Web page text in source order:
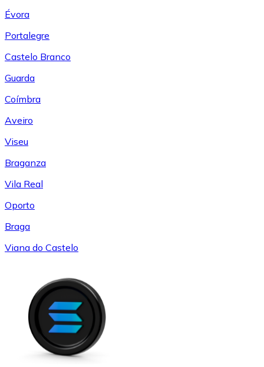
Évora
Portalegre
Castelo Branco
Guarda
Coímbra
Aveiro
Viseu
Braganza
Vila Real
Oporto
Braga
Viana do Castelo